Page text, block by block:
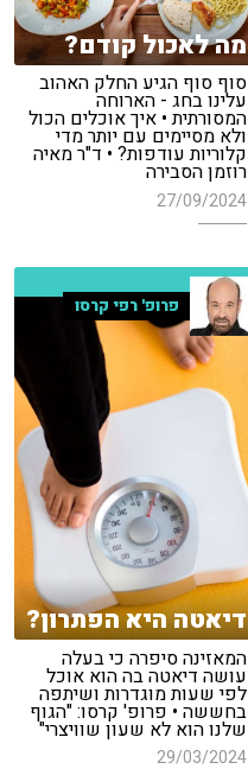
מה לאכול קודם?
סוף סוף הגיע החלק האהוב
עלינו בחג - הארוחה
המסורתית • איך אוכלים הכול
ולא מסיימים עם יותר מדי
קלוריות עודפות? • ד"ר מאיה
רוזמן הסבירה
27/09/2024
פרופ' רפי קרסו
דיאטה היא הפתרון?
המאזינה סיפרה כי בעלה
עושה דיאטה בה הוא אוכל
לפי שעות מוגדרות ושיתפה
בחששה • פרופ' קרסו: "הגוף
שלנו הוא לא שעון שוויצרי"
29/03/2024